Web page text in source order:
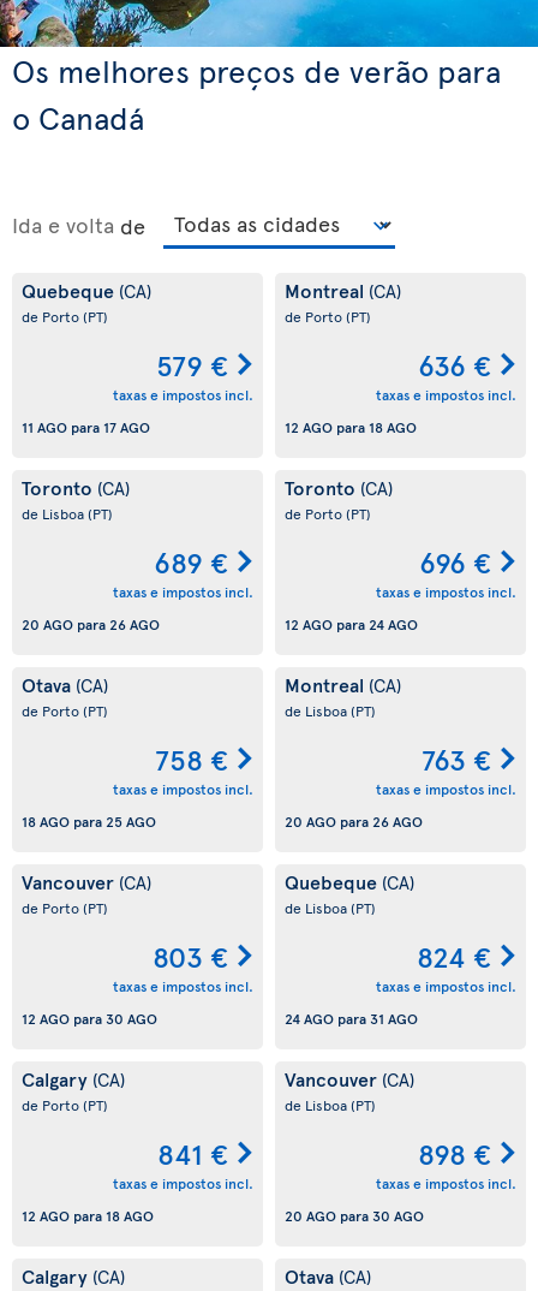
Os melhores preços de verão para
o Canadá
Ida e volta de
Quebeque (CA)
de Porto(PT)
579 €
taxas e impostos incl.
11 AGO para 17 AGO
Montreal (CA)
de Porto(PT)
636 €
taxas e impostos incl.
12 AGO para 18 AGO
Toronto (CA)
de Lisboa(PT)
689 €
taxas e impostos incl.
20 AGO para26 AGO
Toronto (CA)
de Porto(PT)
696 €
taxas e impostos incl.
12 AGO para24 AGO
Otava (CA)
de Porto(PT)
758 €
taxas e impostos incl.
18 AGO para25 AGO
Montreal (CA)
de Lisboa(PT)
763 €
taxas e impostos incl.
20 AGO para26 AGO
Vancouver (CA)
de Porto(PT)
803 €
taxas e impostos incl.
12 AGO para 30 AGO
Quebeque (CA)
de Lisboa(PT)
824 €
taxas e impostos incl.
24 AGO para 31 AGO
Calgary (CA)
de Porto(PT)
841 €
taxas e impostos incl.
12 AGO para 18 AGO
Vancouver (CA)
de Lisboa(PT)
898 €
taxas e impostos incl.
20 AGO para 30 AGO
Calgary (CA) Otava (CA)